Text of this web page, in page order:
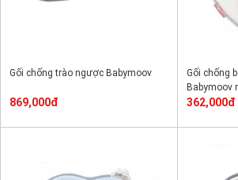
Gối chống trào ngược Babymoov
869,000đ
Gối chống
Babymoov
362,000đ